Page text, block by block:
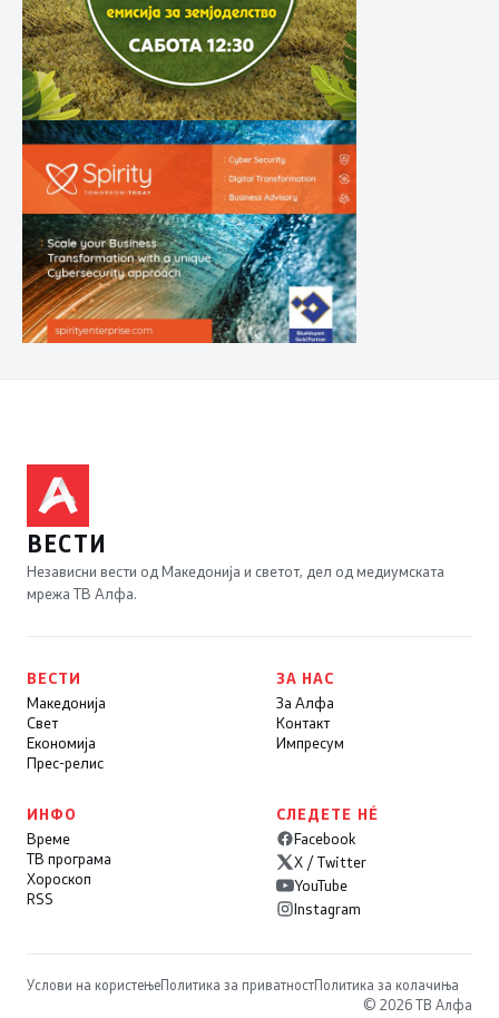
ВЕСТИ
Независни вести од Македонија и светот, дел од медиумската
мрежа ТВ Алфа.
ВЕСТИ
Македонија
Свет
Економија
Прес-релис
ЗА НАС
За Алфа
Контакт
Импресум
ИНФО
Време
ТВ програма
Хороскоп
RSS
СЛЕДЕТЕ НÉ
Facebook
X / Twitter
YouTube
Instagram
Услови на користењеПолитика за приватностПолитика за колачиња
© 2026 ТВ Алфа